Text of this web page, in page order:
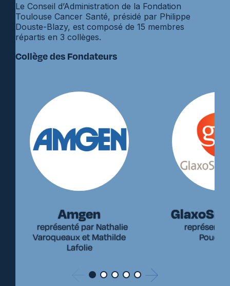
Le Conseil d’Administration de la Fondation
Toulouse Cancer Santé, présidé par Philippe
Douste-Blazy, est composé de 15 membres
répartis en 3 collèges.
Collège des Fondateurs
Amgen
représenté par Nathalie
Varoqueaux et Mathilde
Lafolie
représenté